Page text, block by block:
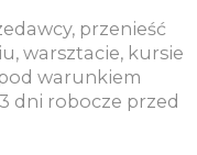
przenieść
warsztacie, kursie
warunkiem
dni robocze przed